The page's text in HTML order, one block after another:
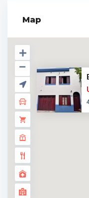
Map